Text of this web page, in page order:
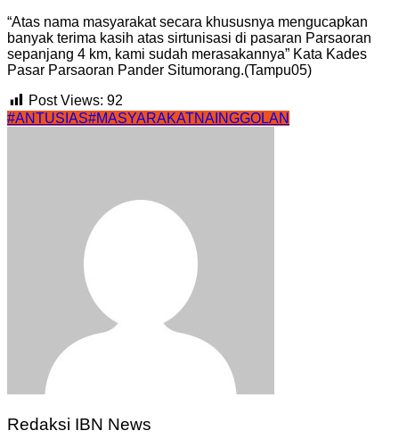
“Atas nama masyarakat secara khususnya mengucapkan
banyak terima kasih atas sirtunisasi di pasaran Parsaoran
sepanjang 4 km, kami sudah merasakannya” Kata Kades
Pasar Parsaoran Pander Situmorang.(Tampu05)
Post Views: 92
#ANTUSIAS#MASYARAKATNAINGGOLAN
Redaksi IBN News